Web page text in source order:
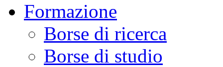
Formazione
Borse di ricerca
Borse di studio